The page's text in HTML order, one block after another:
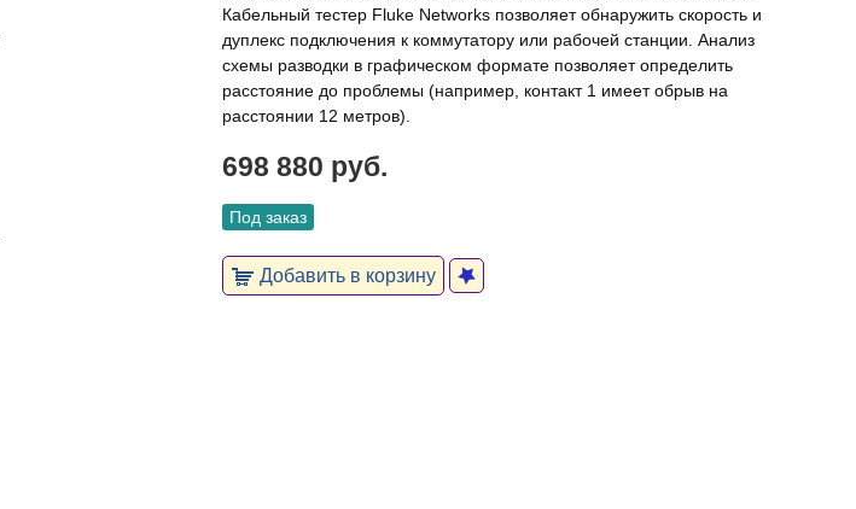
Кабельный тестер Fluke Networks позволяет обнаружить скорость и
дуплекс подключения к коммутатору или рабочей станции. Анализ
схемы разводки в графическом формате позволяет определить
расстояние до проблемы (например, контакт 1 имеет обрыв на
расстоянии 12 метров).
698 880 руб.
Под заказ
Добавить в корзину